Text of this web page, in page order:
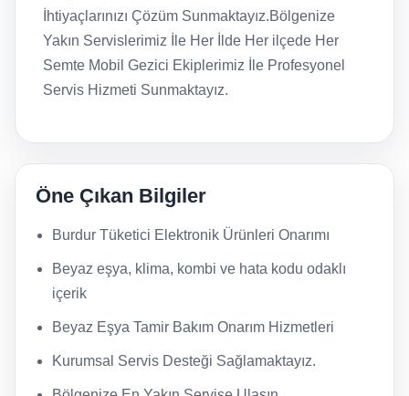
İhtiyaçlarınızı Çözüm Sunmaktayız.Bölgenize
Yakın Servislerimiz İle Her İlde Her ilçede Her
Semte Mobil Gezici Ekiplerimiz İle Profesyonel
Servis Hizmeti Sunmaktayız.
Öne Çıkan Bilgiler
Burdur Tüketici Elektronik Ürünleri Onarımı
Beyaz eşya, klima, kombi ve hata kodu odaklı
içerik
Beyaz Eşya Tamir Bakım Onarım Hizmetleri
Kurumsal Servis Desteği Sağlamaktayız.